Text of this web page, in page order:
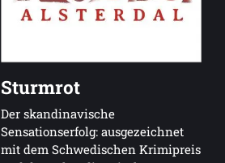
Sturmrot
Der skandinavische
Sensationserfolg: ausgezeichnet
mit dem Schwedischen Krimipreis